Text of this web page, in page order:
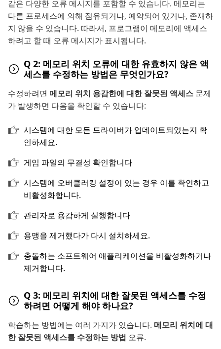
같은 다양한 오류 메시지를 포함할 수 있습니다. 메모리는
다른 프로세스에 의해 점유되거나, 예약되어 있거나, 존재하
지 않을 수 있습니다. 따라서, 프로그램이 메모리에 액세스
하려고 할 때 오류 메시지가 표시됩니다.
Q 2: 메모리 위치 오류에 대한 유효하지 않은 액
세스를 수정하는 방법은 무엇인가요?
수정하려면 메모리 위치 용감한에 대한 잘못된 액세스 문제
가 발생하면 다음을 확인할 수 있습니다:
시스템에 대한 모든 드라이버가 업데이트되었는지 확
인하세요.
게임 파일의 무결성 확인합니다
시스템에 오버클러킹 설정이 있는 경우 이를 확인하고
비활성화합니다.
관리자로 용감하게 실행합니다
용맹을 제거했다가 다시 설치하세요.
충돌하는 소프트웨어 애플리케이션을 비활성화하거나
제거합니다.
Q 3: 메모리 위치에 대한 잘못된 액세스를 수정
하려면 어떻게 해야 하나요?
학습하는 방법에는 여러 가지가 있습니다. 메모리 위치에 대
한 잘못된 액세스를 수정하는 방법 오류.